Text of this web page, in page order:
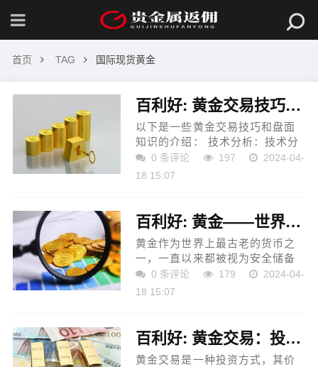
首页 TAG 国际现货黄金
百利好: 黄金交易技巧和盘面知识介绍!
以下是一些黄金交易技巧和盘面
知识的介绍： 技术分析：技术分
析是通过研究历史价格和交易量
等信息来预测未来价格走势的方
0 条评论 197
2024-04-
18 15:07
百利好: 黄金——世界货币的象征
黄金作为世界上最古老的货币之
一，一直以来都被视为安全储备
资产和避险资产的代表。其价值
不仅体现在其稀缺性和珍贵性
0 条评论 179
2024-04-
18 15:07
百利好: 黄金交易：投资避险的好选择
黄金交易是一种投资方式，其价